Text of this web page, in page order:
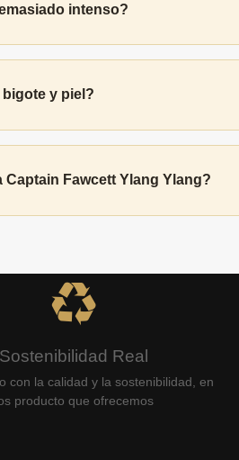
intenso?
y piel?
Fawcett Ylang Ylang?
Sostenibilidad Real
con la calidad y la sostenibilidad, en
producto que ofrecemos